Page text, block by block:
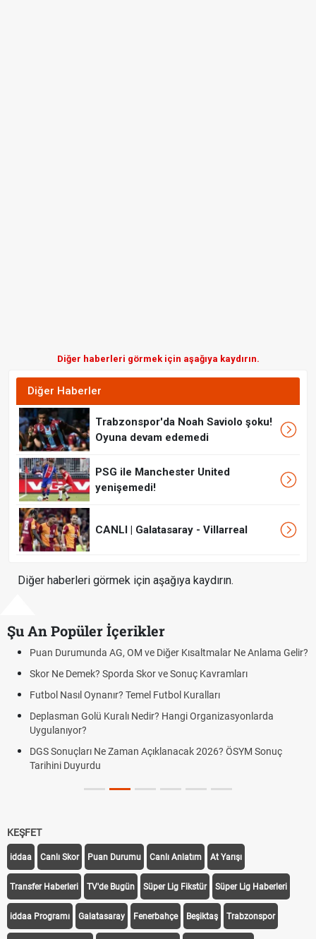
Diğer haberleri görmek için aşağıya kaydırın.
Diğer Haberler
Trabzonspor'da Noah Saviolo şoku!
Oyuna devam edemedi
PSG ile Manchester United
yenişemedi!
CANLI | Galatasaray - Villarreal
Diğer haberleri görmek için aşağıya kaydırın.
Şu An Popüler İçerikler
Puan Durumunda AG, OM ve Diğer Kısaltmalar Ne Anlama Gelir?
Skor Ne Demek? Sporda Skor ve Sonuç Kavramları
Futbol Nasıl Oynanır? Temel Futbol Kuralları
Deplasman Golü Kuralı Nedir? Hangi Organizasyonlarda
Uygulanıyor?
DGS Sonuçları Ne Zaman Açıklanacak 2026? ÖSYM Sonuç
Tarihini Duyurdu
KEŞFET
iddaa Canlı Skor Puan Durumu Canlı Anlatım At Yarışı
Transfer Haberleri TV'de Bugün Süper Lig Fikstür Süper Lig Haberleri
iddaa Programı Galatasaray Fenerbahçe Beşiktaş Trabzonspor